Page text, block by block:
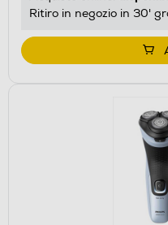
Ritiro in negozio in 30'